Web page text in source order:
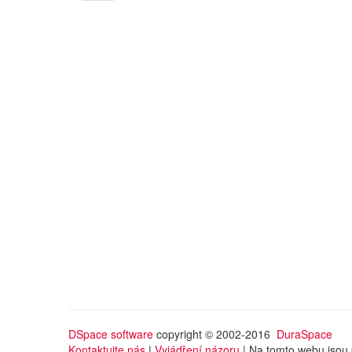
DSpace software copyright © 2002-2016 DuraSpace